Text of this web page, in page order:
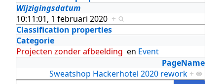
Wijzigingsdatum
10:11:01, 1 februari 2020 +
Classification properties
Categorie
Projecten zonder afbeelding en Event
PageName
Sweatshop Hackerhotel 2020 rework +